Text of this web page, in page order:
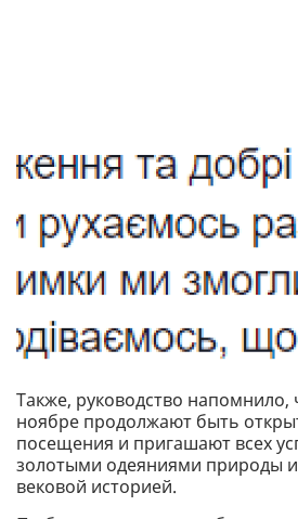
Также, руководство напомнило,
ноябре продолжают быть
посещения и пригашают всех
золотыми одеяниями природы и
вековой историей.